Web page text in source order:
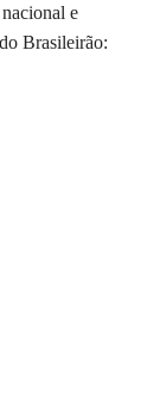
e
Brasileirão: